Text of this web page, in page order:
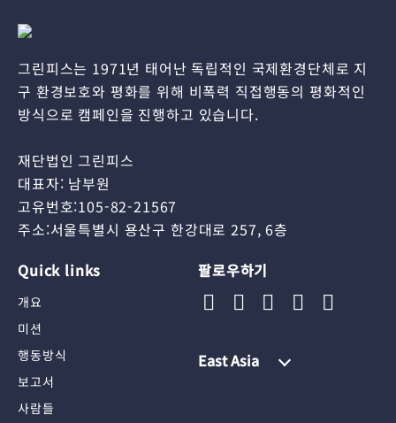
그린피스는 1971년 태어난 독립적인 국제환경단체로 지
구 환경보호와 평화를 위해 비폭력 직접행동의 평화적인
방식으로 캠페인을 진행하고 있습니다.
재단법인 그린피스
대표자: 남부원
고유번호:105-82-21567
주소:서울특별시 용산구 한강대로 257, 6층
Quick links
개요
미션
행동방식
보고서
사람들
팔로우하기
East Asia